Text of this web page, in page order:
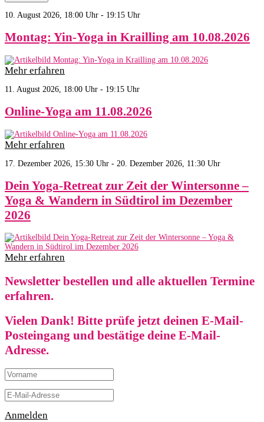
10. August 2026, 18:00 Uhr - 19:15 Uhr
Montag: Yin-Yoga in Krailling am 10.08.2026
Mehr erfahren
11. August 2026, 18:00 Uhr - 19:15 Uhr
Online-Yoga am 11.08.2026
Mehr erfahren
17. Dezember 2026, 15:30 Uhr - 20. Dezember 2026, 11:30 Uhr
Dein Yoga-Retreat zur Zeit der Wintersonne –
Yoga & Wandern in Südtirol im Dezember
2026
Mehr erfahren
Newsletter bestellen und alle aktuellen Termine
erfahren.
Vielen Dank! Bitte prüfe jetzt deinen E-Mail-
Posteingang und bestätige deine E-Mail-
Adresse.
Anmelden